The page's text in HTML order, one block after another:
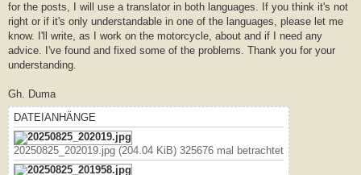
for the posts, I will use a translator in both languages. If you think it's not
right or if it's only understandable in one of the languages, please let me
know. I'll write, as I work on the motorcycle, about and if I need any
advice. I've found and fixed some of the problems. Thank you for your
understanding.
Gh. Duma
DATEIANHÄNGE
20250825_202019.jpg (204.04 KiB) 325676 mal betrachtet